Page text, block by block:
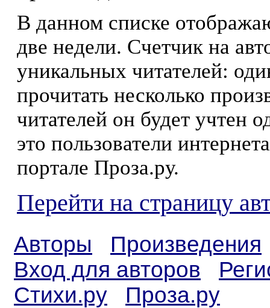
В данном списке
две недели. Счетчик на
уникальных читателей:
прочитать несколько
читателей он будет учтен
это пользователи
портале Проза.ру.
Перейти на страницу
Авторы
Произведения
Вход для авторов
Стихи.ру
Проза.ру